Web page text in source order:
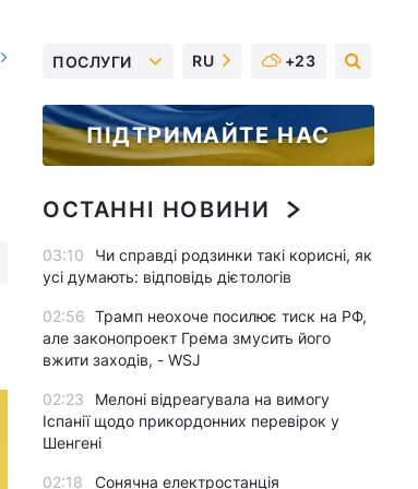
ПОСЛУГИ RU +23
ПІДТРИМАЙТЕ НАС
ОСТАННІ НОВИНИ
03:10
Чи справді родзинки такі корисні, як
усі думають: відповідь дієтологів
02:56 Трамп неохоче посилює тиск на РФ,
але законопроект Грема змусить його
вжити заходів, - WSJ
02:23
Мелоні відреагувала на вимогу
Іспанії щодо прикордонних перевірок у
Шенгені
02:18 Сонячна електростанція